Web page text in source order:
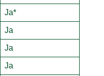
Ja*
Ja
Ja
Ja